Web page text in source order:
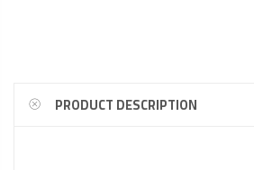
PRODUCT DESCRIPTION